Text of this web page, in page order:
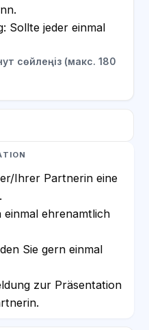
Sollte jeder einmal
сөйлеңіз (макс. 180
Ihrer Partnerin eine
einmal ehrenamtlich
Sie gern einmal
zur Präsentation